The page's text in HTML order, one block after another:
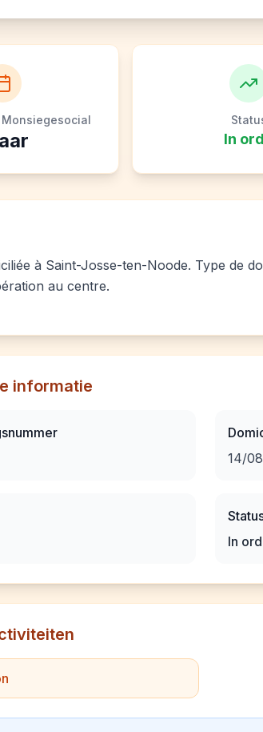
In
à Saint-Josse-ten-Noode. Type de
au centre.
informatie
14/
In